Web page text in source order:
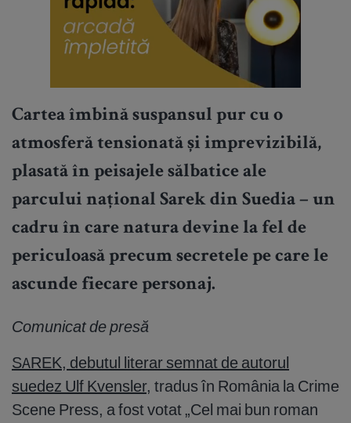
Cartea îmbină suspansul pur cu o
atmosferă tensionată și imprevizibilă,
plasată în peisajele sălbatice ale
parcului național Sarek din Suedia – un
cadru în care natura devine la fel de
periculoasă precum secretele pe care le
ascunde fiecare personaj.
Comunicat de presă
SAREK, debutul literar semnat de autorul
suedez Ulf Kvensler, tradus în România la Crime
Scene Press, a fost votat „Cel mai bun roman